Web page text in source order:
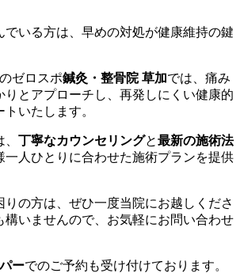
でいる方は、早めの対処が健康維持の鍵
ゼロスポ鍼灸・整骨院 草加では、痛み
りとアプローチし、再発しにくい健康的
いたします。
丁寧なカウンセリングと最新の施術法
一人ひとりに合わせた施術プランを提供
りの方は、ぜひ一度当院にお越しくださ
構いませんので、お気軽にお問い合わせ
ーでのご予約も受け付けております。